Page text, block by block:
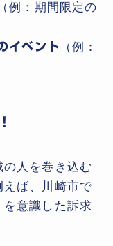
（例：期間限定の
イベント
（例：
人を巻き込む
ば、川崎市で
意識した訴求